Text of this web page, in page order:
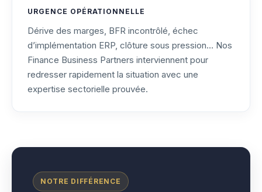
URGENCE OPÉRATIONNELLE
Dérive des marges, BFR incontrôlé, échec
d’implémentation ERP, clôture sous pression… Nos
Finance Business Partners interviennent pour
redresser rapidement la situation avec une
expertise sectorielle prouvée.
NOTRE DIFFÉRENCE